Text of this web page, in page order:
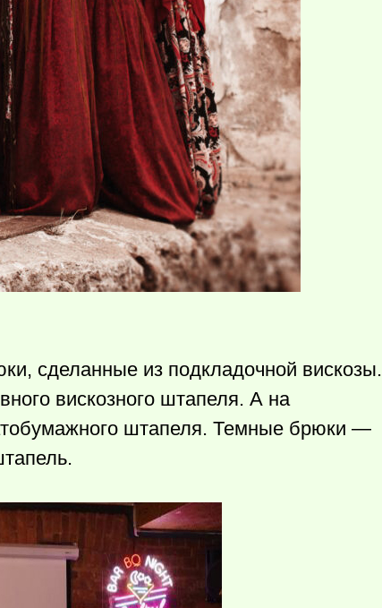
сделанные из подкладочной вискозы.
вискозного штапеля. А на
штапеля. Темные брюки —